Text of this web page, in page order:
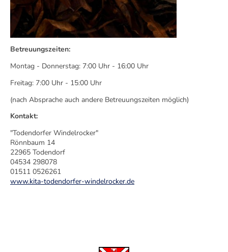
Betreuungszeiten:
Montag - Donnerstag: 7:00 Uhr - 16:00 Uhr
Freitag: 7:00 Uhr - 15:00 Uhr
(nach Absprache auch andere Betreuungszeiten möglich)
Kontakt:
"Todendorfer Windelrocker"
Rönnbaum 14
22965 Todendorf
04534 298078
01511 0526261
www.kita-todendorfer-windelrocker.de